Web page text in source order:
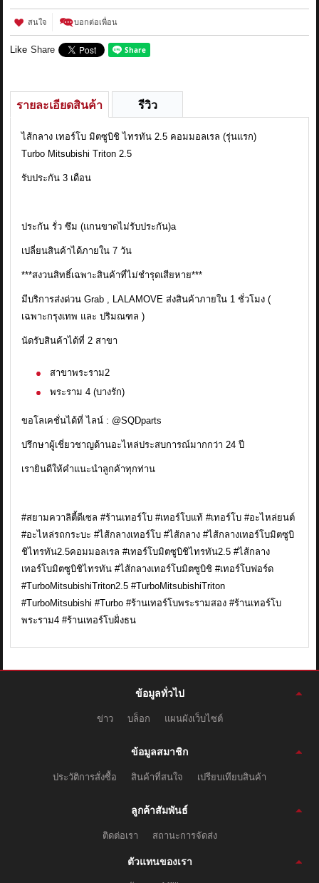
สนใจ บอกต่อเพื่อน
Like Share
รายละเอียดสินค้า รีวิว
ไส้กลาง เทอร์โบ มิตซูบิชิ ไทรทัน 2.5 คอมมอลเรล (รุ่นแรก)
Turbo Mitsubishi Triton 2.5
รับประกัน 3 เดือน
ประกัน รั่ว ซึม (แกนขาดไม่รับประกัน)a
เปลี่ยนสินค้าได้ภายใน 7 วัน
***สงวนสิทธิ์เฉพาะสินค้าที่ไม่ชำรุดเสียหาย***
มีบริการส่งด่วน Grab , LALAMOVE ส่งสินค้าภายใน 1 ชั่วโมง (
เฉพาะกรุงเทพ และ ปริมณฑล )
นัดรับสินค้าได้ที่ 2 สาขา
สาขาพระราม2
พระราม 4 (บางรัก)
ขอโลเคชั่นได้ที่ ไลน์ : @SQDparts
ปรึกษาผู้เชี่ยวชาญด้านอะไหล่ประสบการณ์มากกว่า 24 ปี
เรายินดีให้คำแนะนำลูกค้าทุกท่าน
#สยามควาลิตี้ดีเซล #ร้านเทอร์โบ #เทอร์โบแท้ #เทอร์โบ #อะไหล่ยนต์
#อะไหล่รถกระบะ #ไส้กลางเทอร์โบ #ไส้กลาง #ไส้กลางเทอร์โบมิตซูบิ
ชิไทรทัน2.5คอมมอลเรล #เทอร์โบมิตซูบิชิไทรทัน2.5 #ไส้กลาง
เทอร์โบมิตซูบิชิไทรทัน #ไส้กลางเทอร์โบมิตซูบิชิ #เทอร์โบฟอร์ด
#TurboMitsubishiTriton2.5 #TurboMitsubishiTriton
#TurboMitsubishi #Turbo #ร้านเทอร์โบพระรามสอง #ร้านเทอร์โบ
พระราม4 #ร้านเทอร์โบฝั่งธน
ข้อมูลทั่วไป
ข่าว บล็อก แผนผังเว็บไซต์
ข้อมูลสมาชิก
ประวัติการสั่งซื้อ สินค้าที่สนใจ เปรียบเทียบสินค้า
ลูกค้าสัมพันธ์
ติดต่อเรา สถานะการจัดส่ง
ตัวแทนของเรา